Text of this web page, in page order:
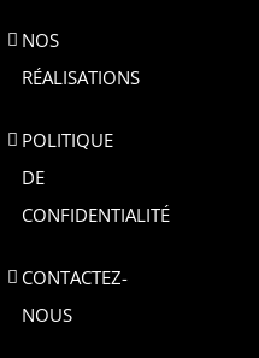
NOS
RÉALISATIONS
POLITIQUE
DE
CONFIDENTIALITÉ
CONTACTEZ-
NOUS